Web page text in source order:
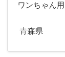
ワンちゃん
青森県